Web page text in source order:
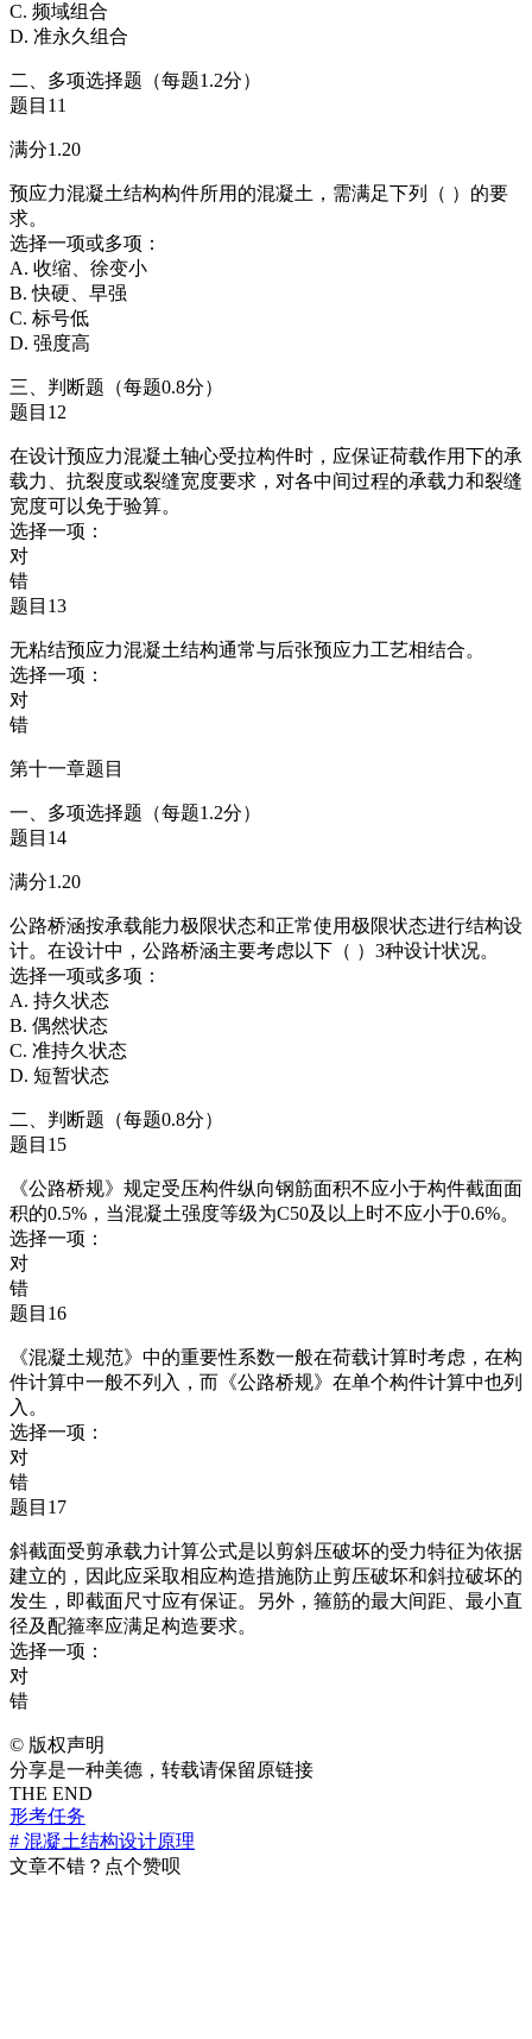
C. 频域组合
D. 准永久组合
二、多项选择题（每题1.2分）
题目11
满分1.20
预应力混凝土结构构件所用的混凝土，需满足下列（ ）的要
求。
选择一项或多项：
A. 收缩、徐变小
B. 快硬、早强
C. 标号低
D. 强度高
三、判断题（每题0.8分）
题目12
在设计预应力混凝土轴心受拉构件时，应保证荷载作用下的承
载力、抗裂度或裂缝宽度要求，对各中间过程的承载力和裂缝
宽度可以免于验算。
选择一项：
对
错
题目13
无粘结预应力混凝土结构通常与后张预应力工艺相结合。
选择一项：
对
错
第十一章题目
一、多项选择题（每题1.2分）
题目14
满分1.20
公路桥涵按承载能力极限状态和正常使用极限状态进行结构设
计。在设计中，公路桥涵主要考虑以下（ ）3种设计状况。
选择一项或多项：
A. 持久状态
B. 偶然状态
C. 准持久状态
D. 短暂状态
二、判断题（每题0.8分）
题目15
《公路桥规》规定受压构件纵向钢筋面积不应小于构件截面面
积的0.5%，当混凝土强度等级为C50及以上时不应小于0.6%。
选择一项：
对
错
题目16
《混凝土规范》中的重要性系数一般在荷载计算时考虑，在构
件计算中一般不列入，而《公路桥规》在单个构件计算中也列
入。
选择一项：
对
错
题目17
斜截面受剪承载力计算公式是以剪斜压破坏的受力特征为依据
建立的，因此应采取相应构造措施防止剪压破坏和斜拉破坏的
发生，即截面尺寸应有保证。另外，箍筋的最大间距、最小直
径及配箍率应满足构造要求。
选择一项：
对
错
© 版权声明
分享是一种美德，转载请保留原链接
THE END
形考任务
# 混凝土结构设计原理
文章不错？点个赞呗